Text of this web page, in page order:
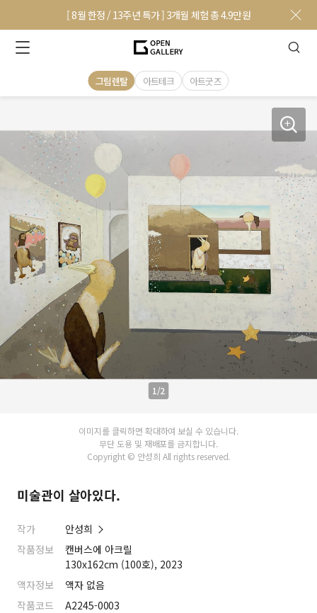
[ 8월 한정 / 13주년 특가 ] 3개월 체험 총 4.9만원
그림렌탈 아트테크 아트굿즈
1/2
이미지를 클릭하면 확대하여 보실 수 있습니다.
무단 도용 및 재배포를 금지합니다.
Copyright © 안성희 All rights reserved.
미술관이 살아있다.
작가
안성희
작품정보
캔버스에 아크릴
130x162cm (100호), 2023
액자정보
액자 없음
작품코드
A2245-0003